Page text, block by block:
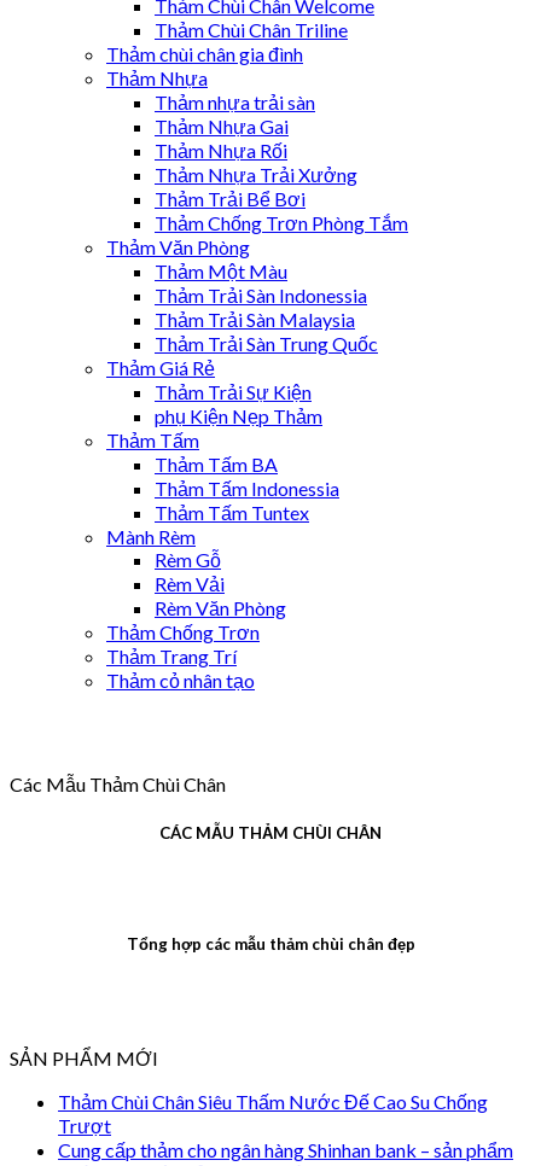
Thảm Chùi Chân Welcome
Thảm Chùi Chân Triline
Thảm chùi chân gia đình
Thảm Nhựa
Thảm nhựa trải sàn
Thảm Nhựa Gai
Thảm Nhựa Rối
Thảm Nhựa Trải Xưởng
Thảm Trải Bể Bơi
Thảm Chống Trơn Phòng Tắm
Thảm Văn Phòng
Thảm Một Màu
Thảm Trải Sàn Indonessia
Thảm Trải Sàn Malaysia
Thảm Trải Sàn Trung Quốc
Thảm Giá Rẻ
Thảm Trải Sự Kiện
phụ Kiện Nẹp Thảm
Thảm Tấm
Thảm Tấm BA
Thảm Tấm Indonessia
Thảm Tấm Tuntex
Mành Rèm
Rèm Gỗ
Rèm Vải
Rèm Văn Phòng
Thảm Chống Trơn
Thảm Trang Trí
Thảm cỏ nhân tạo
Các Mẫu Thảm Chùi Chân
CÁC MẪU THẢM CHÙI CHÂN
Tổng hợp các mẫu thảm chùi chân đẹp
SẢN PHẨM MỚI
Thảm Chùi Chân Siêu Thấm Nước Đế Cao Su Chống
Trượt
Cung cấp thảm cho ngân hàng Shinhan bank – sản phẩm